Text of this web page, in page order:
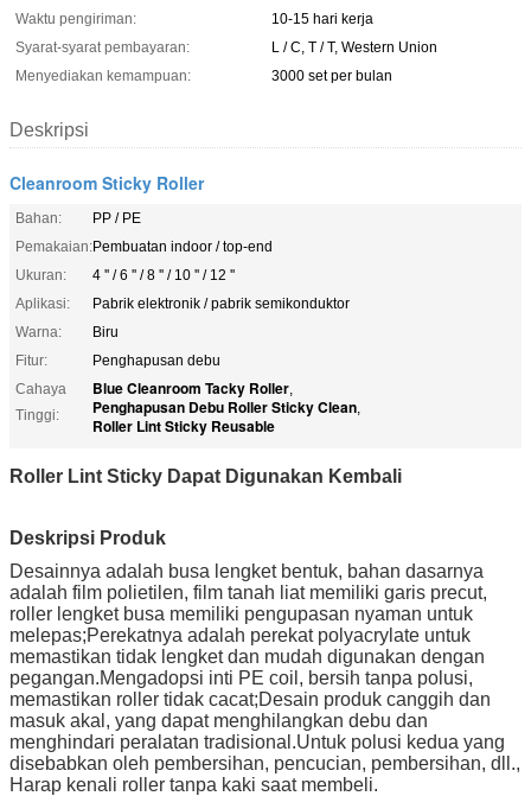
Waktu pengiriman:
10-15 hari kerja
Syarat-syarat pembayaran:
L / C, T / T, Western Union
Menyediakan kemampuan:
3000 set per bulan
Deskripsi
Cleanroom Sticky Roller
Bahan:
PP / PE
Pemakaian:Pembuatan indoor / top-end
Ukuran:
4 '' / 6 '' / 8 '' / 10 '' / 12 ''
Aplikasi:
Pabrik elektronik / pabrik semikonduktor
Warna:
Biru
Fitur:
Penghapusan debu
Cahaya
Tinggi:
Blue Cleanroom Tacky Roller,
Penghapusan Debu Roller Sticky Clean,
Roller Lint Sticky Reusable
Roller Lint Sticky Dapat Digunakan Kembali
Deskripsi Produk
Desainnya adalah busa lengket bentuk, bahan dasarnya
adalah film polietilen, film tanah liat memiliki garis precut,
roller lengket busa memiliki pengupasan nyaman untuk
melepas;Perekatnya adalah perekat polyacrylate untuk
memastikan tidak lengket dan mudah digunakan dengan
pegangan.Mengadopsi inti PE coil, bersih tanpa polusi,
memastikan roller tidak cacat;Desain produk canggih dan
masuk akal, yang dapat menghilangkan debu dan
menghindari peralatan tradisional.Untuk polusi kedua yang
disebabkan oleh pembersihan, pencucian, pembersihan, dll.,
Harap kenali roller tanpa kaki saat membeli.